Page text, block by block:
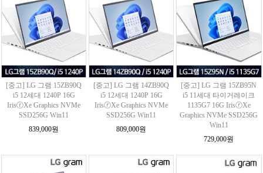
[중고] LG 그램 15ZB90Q
i5 12세대 1240P 16G
IrisⓡXe Graphics NVMe
SSD256G Win11
839,000원
[중고] LG 그램 14ZB90Q
i5 12세대 1240P 16G
IrisⓡXe Graphics NVMe
SSD256G Win11
809,000원
[중고] LG 그램 15ZB95N
i5 11세대 타이거레이크
1135G7 16G IrisⓡXe
Graphics NVMe SSD256G
Win11
729,000원